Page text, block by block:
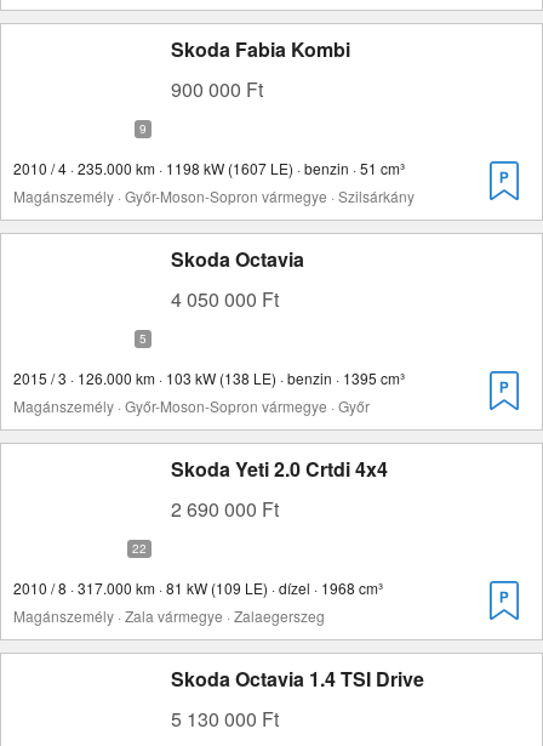
Skoda Fabia Kombi
900 000 Ft
2010 / 4 · 235.000 km · 1198 kW (1607 LE) · benzin · 51 cm³
Magánszemély · Győr-Moson-Sopron vármegye · Szilsárkány
Skoda Octavia
4 050 000 Ft
2015 / 3 · 126.000 km · 103 kW (138 LE) · benzin · 1395 cm³
Magánszemély · Győr-Moson-Sopron vármegye · Győr
Skoda Yeti 2.0 Crtdi 4x4
2 690 000 Ft
2010 / 8 · 317.000 km · 81 kW (109 LE) · dízel · 1968 cm³
Magánszemély · Zala vármegye · Zalaegerszeg
Skoda Octavia 1.4 TSI Drive
5 130 000 Ft